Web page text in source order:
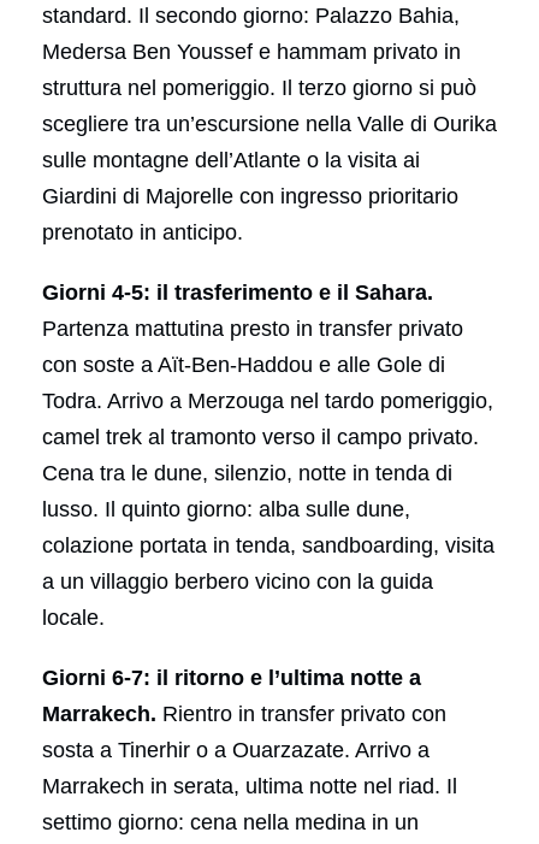
standard. Il secondo giorno: Palazzo Bahia,
Medersa Ben Youssef e hammam privato in
struttura nel pomeriggio. Il terzo giorno si può
scegliere tra un’escursione nella Valle di Ourika
sulle montagne dell’Atlante o la visita ai
Giardini di Majorelle con ingresso prioritario
prenotato in anticipo.
Giorni 4-5: il trasferimento e il Sahara.
Partenza mattutina presto in transfer privato
con soste a Aït-Ben-Haddou e alle Gole di
Todra. Arrivo a Merzouga nel tardo pomeriggio,
camel trek al tramonto verso il campo privato.
Cena tra le dune, silenzio, notte in tenda di
lusso. Il quinto giorno: alba sulle dune,
colazione portata in tenda, sandboarding, visita
a un villaggio berbero vicino con la guida
locale.
Giorni 6-7: il ritorno e l’ultima notte a
Marrakech. Rientro in transfer privato con
sosta a Tinerhir o a Ouarzazate. Arrivo a
Marrakech in serata, ultima notte nel riad. Il
settimo giorno: cena nella medina in un